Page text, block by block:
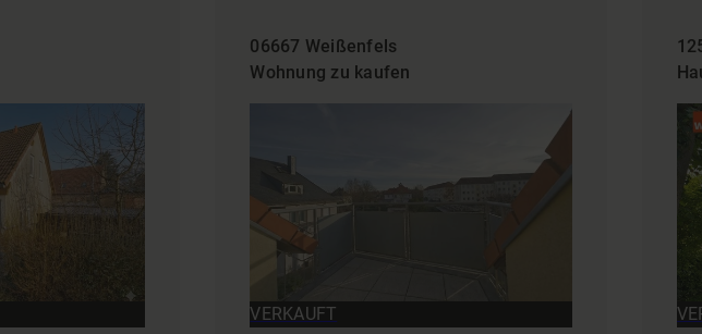
06667 Weißenfels
Wohnung zu kaufen
VERKAUFT